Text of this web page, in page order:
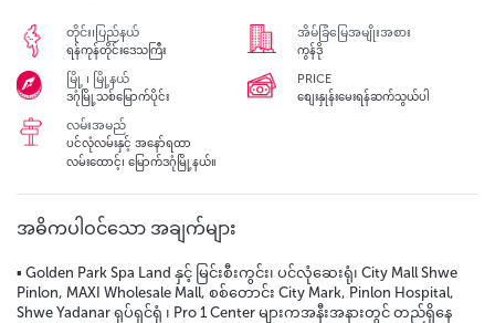
တိုင်း၊ပြည်နယ်
ရန်ကုန်တိုင်းဒေသကြီး
အိမ်ခြံမြေအမျိုးအစား
ကွန်ဒို
မြို့ ၊ မြို့နယ်
ဒဂုံမြို့သစ်မြောက်ပိုင်း
PRICE
စျေးနှုန်းမေးရန်ဆက်သွယ်ပါ
လမ်းအမည်
ပင်လုံလမ်းနှင့် အနော်ရထာ
လမ်းထောင့်၊ မြောက်ဒဂုံမြို့နယ်။
အဓိကပါဝင်သော အချက်များ
▪️ Golden Park Spa Land နှင့် မြင်းစီးကွင်း၊ ပင်လုံဆေးရုံ၊ City Mall Shwe
Pinlon, MAXI Wholesale Mall, စစ်တောင်း City Mark, Pinlon Hospital,
Shwe Yadanar ရုပ်ရှင်ရုံ ၊ Pro 1 Center များကအနီးအနားတွင် တည်ရှိနေ